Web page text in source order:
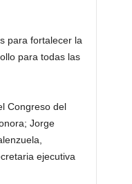
para fortalecer la
para todas las
Congreso del
Jorge
ejecutiva